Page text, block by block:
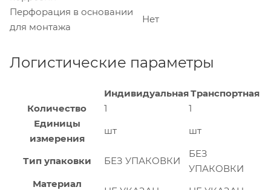
Перфорация в основании
для монтажа
Нет
Логистические параметры
ИндивидуальнаяТранспортная
Количество
1
1
Единицы
измерения
шт шт
Тип упаковки БЕЗ УПАКОВКИ
БЕЗ
УПАКОВКИ
Материал